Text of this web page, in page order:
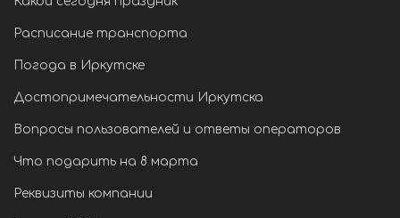
Расписание транспорта
Погода в Иркутске
Достопримечательности Иркутска
Вопросы пользователей и ответы операторов
Что подарить на 8 марта
Реквизиты компании